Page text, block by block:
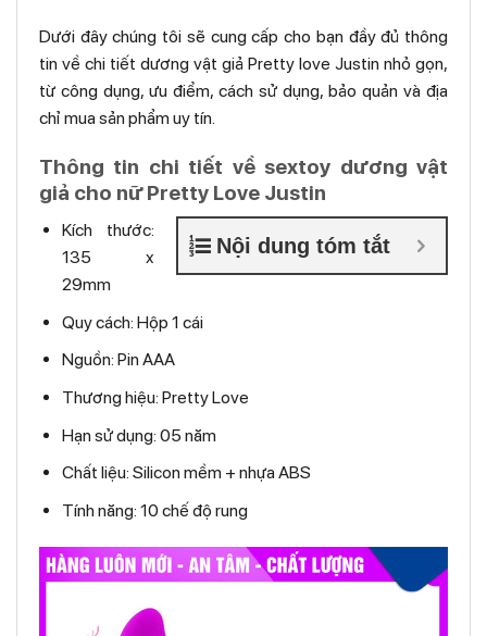
Dưới đây chúng tôi sẽ cung cấp cho bạn đầy đủ thông
tin về chi tiết dương vật giả Pretty love Justin nhỏ gọn,
từ công dụng, ưu điểm, cách sử dụng, bảo quản và địa
chỉ mua sản phẩm uy tín.
Thông tin chi tiết về sextoy dương vật
giả cho nữ Pretty Love Justin
Nội dung tóm tắt
Kích thước:
135 x
29mm
Quy cách: Hộp 1 cái
Nguồn: Pin AAA
Thương hiệu: Pretty Love
Hạn sử dụng: 05 năm
Chất liệu: Silicon mềm + nhựa ABS
Tính năng: 10 chế độ rung